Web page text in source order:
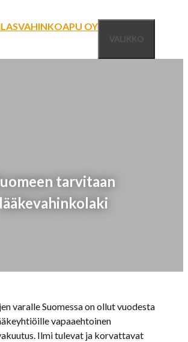
VALIKKO
tarvitaan
lääkevahinkolaki
varalle Suomessa on ollut vuodesta
vapaaehtoinen
Ilmi tulevat ja korvattavat